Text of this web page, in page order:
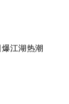
江湖热潮